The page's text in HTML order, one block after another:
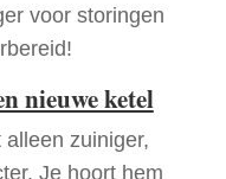
voor storingen
nieuwe ketel
zuiniger,
Je hoort hem